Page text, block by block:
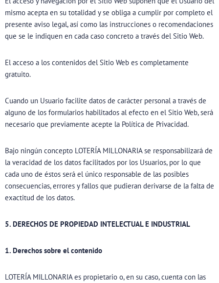
mismo acepta en su totalidad y se obliga a cumplir por completo el
presente aviso legal, así como las instrucciones o recomendaciones
que se le indiquen en cada caso concreto a través del Sitio Web.
El acceso a los contenidos del Sitio Web es completamente
gratuito.
Cuando un Usuario facilite datos de carácter personal a través de
alguno de los formularios habilitados al efecto en el Sitio Web, será
necesario que previamente acepte la Política de Privacidad.
Bajo ningún concepto LOTERÍA MILLONARIA se responsabilizará de
la veracidad de los datos facilitados por los Usuarios, por lo que
cada uno de éstos será el único responsable de las posibles
consecuencias, errores y fallos que pudieran derivarse de la falta de
exactitud de los datos.
5. DERECHOS DE PROPIEDAD INTELECTUAL E INDUSTRIAL
1. Derechos sobre el contenido
LOTERÍA MILLONARIA es propietario o, en su caso, cuenta con las